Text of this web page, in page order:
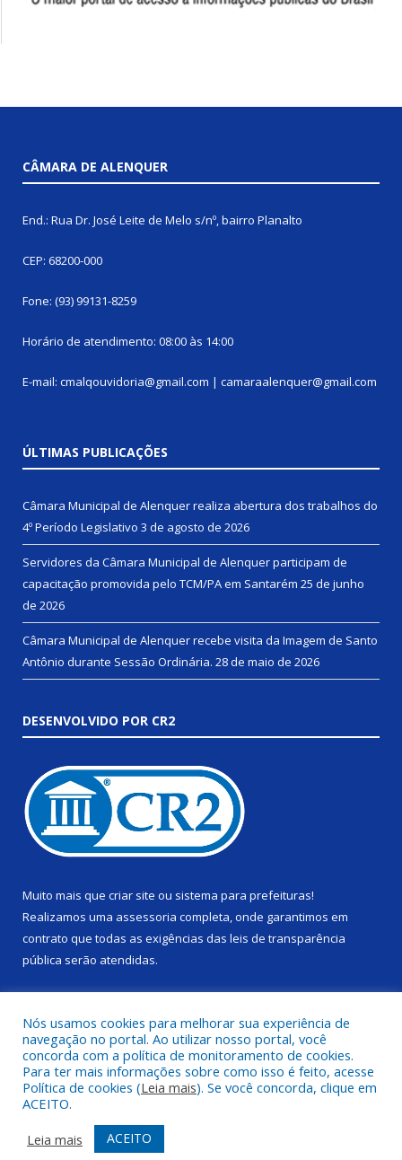
CÂMARA DE ALENQUER
End.: Rua Dr. José Leite de Melo s/nº, bairro Planalto
CEP: 68200-000
Fone: (93) 99131-8259
Horário de atendimento: 08:00 às 14:00
E-mail: cmalqouvidoria@gmail.com | camaraalenquer@gmail.com
ÚLTIMAS PUBLICAÇÕES
Câmara Municipal de Alenquer realiza abertura dos trabalhos do
4º Período Legislativo 3 de agosto de 2026
Servidores da Câmara Municipal de Alenquer participam de
capacitação promovida pelo TCM/PA em Santarém 25 de junho
de 2026
Câmara Municipal de Alenquer recebe visita da Imagem de Santo
Antônio durante Sessão Ordinária. 28 de maio de 2026
DESENVOLVIDO POR CR2
Muito mais que criar site ou sistema para prefeituras!
Realizamos uma assessoria completa, onde garantimos em
contrato que todas as exigências das leis de transparência
pública serão atendidas.
Todos os direitos reservados a Câmara Municipal de Alenquer.
Mapa do Site
Acessar Área Administrativa
Acessar Webmail
Nós usamos cookies para melhorar sua experiência de
navegação no portal. Ao utilizar nosso portal, você
concorda com a política de monitoramento de cookies.
Para ter mais informações sobre como isso é feito, acesse
Política de cookies (Leia mais). Se você concorda, clique em
ACEITO.
Leia mais
ACEITO